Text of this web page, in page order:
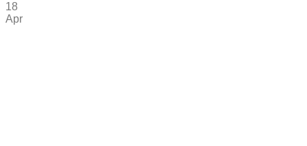
18
Apr